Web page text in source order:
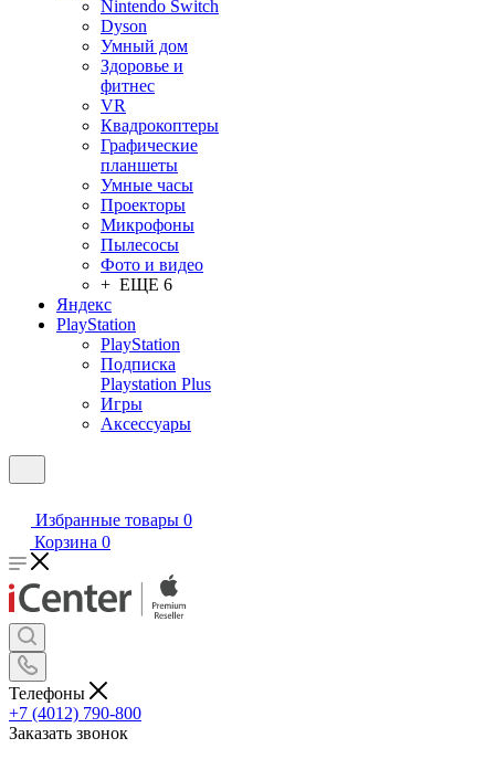
Nintendo Switch
Dyson
Умный дом
Здоровье и
фитнес
VR
Квадрокоптеры
Графические
планшеты
Умные часы
Проекторы
Микрофоны
Пылесосы
Фото и видео
+ ЕЩЕ 6
Яндекс
PlayStation
PlayStation
Подписка
Playstation Plus
Игры
Аксессуары
Избранные товары 0
Корзина 0
Телефоны
+7 (4012) 790-800
Заказать звонок